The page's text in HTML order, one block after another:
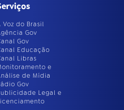
Voz do Brasil
Gov
Gov
Educação
Libras
e
de Mídia
Gov
Legal e